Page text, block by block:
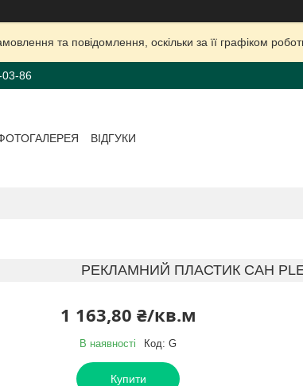
та повідомлення, оскільки за її графіком
86
ВІДГУКИ
РЕКЛАМНИЙ ПЛАСТИК САН
1 163,80 ₴/кв.м
В наявності Код: G
Купити